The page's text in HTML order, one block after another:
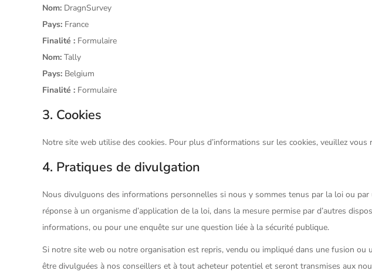
Nom: DragnSurvey
Pays: France
Finalité : Formulaire
Nom: Tally
Pays: Belgium
Finalité : Formulaire
3. Cookies
Notre site web utilise des cookies. Pour plus d’informations sur les cookies, veuillez vous
4. Pratiques de divulgation
Nous divulguons des informations personnelles si nous y sommes tenus par la loi ou
réponse à un organisme d’application de la loi, dans la mesure permise par d’autres
informations, ou pour une enquête sur une question liée à la sécurité publique.
Si notre site web ou notre organisation est repris, vendu ou impliqué dans une fusion ou
être divulguées à nos conseillers et à tout acheteur potentiel et seront transmises aux